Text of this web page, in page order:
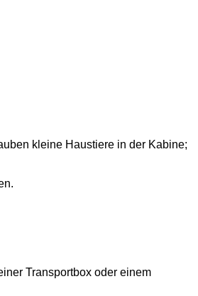
kleine Haustiere in der Kabine;
Transportbox oder einem